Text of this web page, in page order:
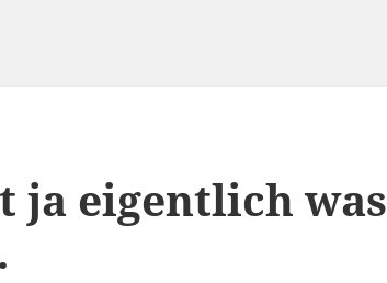
ja eigentlich was